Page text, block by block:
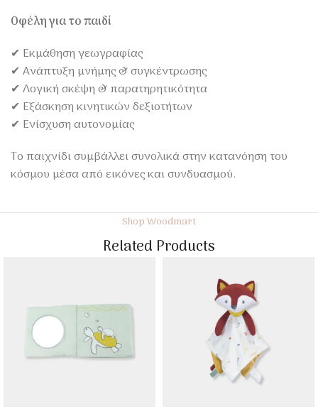
Οφέλη για το παιδί
✔ Εκμάθηση γεωγραφίας
✔ Ανάπτυξη μνήμης & συγκέντρωσης
✔ Λογική σκέψη & παρατηρητικότητα
✔ Εξάσκηση κινητικών δεξιοτήτων
✔ Ενίσχυση αυτονομίας
Το παιχνίδι συμβάλλει συνολικά στην κατανόηση του
κόσμου μέσα από εικόνες και συνδυασμού.
Shop Woodmart
Related Products